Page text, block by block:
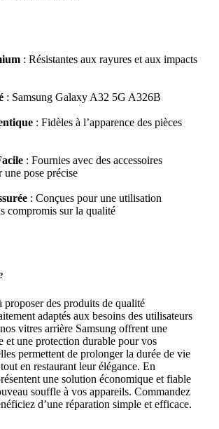
: Résistantes aux rayures et aux impacts
: Samsung Galaxy A32 5G A326B
: Fidèles à l’apparence des pièces
: Fournies avec des accessoires
une pose précise
: Conçues pour une utilisation
compromis sur la qualité
proposer des produits de qualité
adaptés aux besoins des utilisateurs
vitres arrière Samsung offrent une
et une protection durable pour vos
permettent de prolonger la durée de vie
en restaurant leur élégance. En
une solution économique et fiable
souffle à vos appareils. Commandez
d’une réparation simple et efficace.